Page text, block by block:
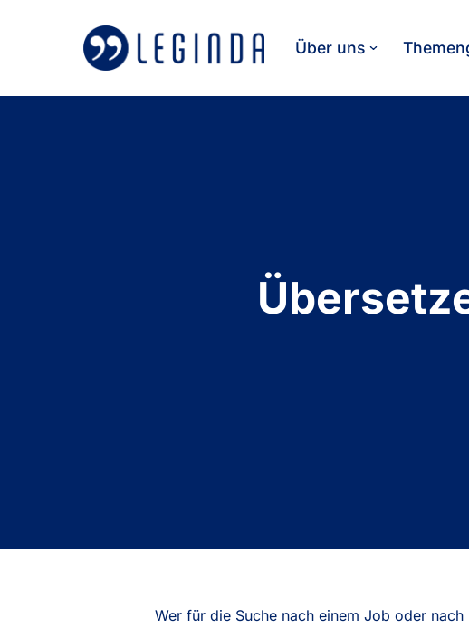
springen
Über uns
Wer für die Suche nach einem Job oder